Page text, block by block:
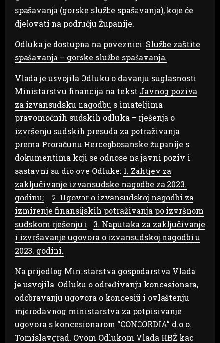
spašavanja (gorske službe spašavanja), koje će
djelovati na području Županije.
Odluka je dostupna na poveznici: Službe zaštite
spašavanja – gorske službe spašavanja.
Vlada je usvojila Odluku o davanju suglasnosti
Ministarstvu financija na tekst Javnog poziva
za izvansudsku nagodbu s imateljima
pravomoćnih sudskih odluka – rješenja o
izvršenju sudskih presuda za potraživanja
prema Proračunu Hercegbosanske županije s
dokumentima koji se odnose na javni poziv i
sastavni su dio ove Odluke: 1. Zahtjev za
zaključivanje izvansudske nagodbe za 2023.
godinu;
2. Ugovor o izvansudskoj nagodbi za
izmirenje finansijskih potraživanja po izvršnom
sudskom rješenju i
3. Naputaka za zaključivanje
i izvršavanje ugovora o izvansudskoj nagodbi u
2023. godini.
Na prijedlog Ministarstva gospodarstva Vlada
je usvojila Odluku o određivanju koncesionara,
odobravanju ugovora o koncesiji i ovlaštenju
mjerodavnog ministarstva za potpisivanje
ugovora s koncesionarom “CONCORDIA” d.o.o.
Tomislavgrad. Ovom Odlukom Vlada HBŽ kao